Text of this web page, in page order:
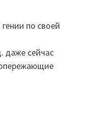
по своей
даже сейчас